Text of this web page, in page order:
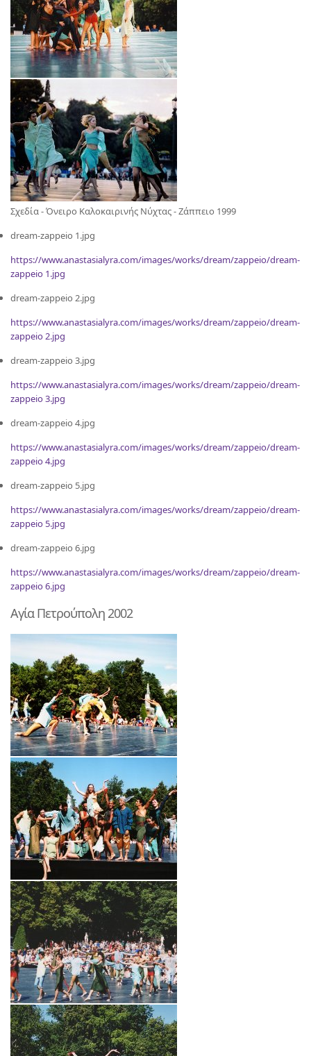
Σχεδία - Όνειρο Καλοκαιρινής Νύχτας - Ζάππειο 1999
dream-zappeio 1.jpg
https://www.anastasialyra.com/images/works/dream/zappeio/dream-
zappeio 1.jpg
dream-zappeio 2.jpg
https://www.anastasialyra.com/images/works/dream/zappeio/dream-
zappeio 2.jpg
dream-zappeio 3.jpg
https://www.anastasialyra.com/images/works/dream/zappeio/dream-
zappeio 3.jpg
dream-zappeio 4.jpg
https://www.anastasialyra.com/images/works/dream/zappeio/dream-
zappeio 4.jpg
dream-zappeio 5.jpg
https://www.anastasialyra.com/images/works/dream/zappeio/dream-
zappeio 5.jpg
dream-zappeio 6.jpg
https://www.anastasialyra.com/images/works/dream/zappeio/dream-
zappeio 6.jpg
Αγία Πετρούπολη 2002